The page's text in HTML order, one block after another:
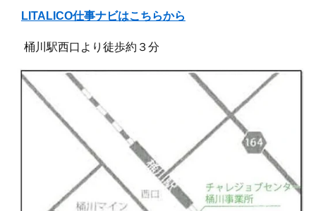
LITALICO仕事ナビはこちらから
桶川駅西口より徒歩約３分